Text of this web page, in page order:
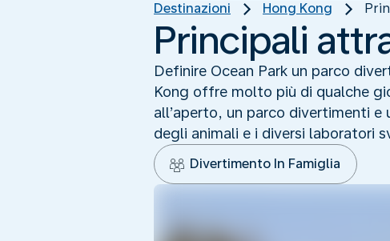
Destinazioni Hong Kong
Principali
Definire Ocean Park un parco
Kong offre molto più di qualche
all’aperto, un parco divertimenti
degli animali e i diversi laboratori
Divertimento In Famiglia